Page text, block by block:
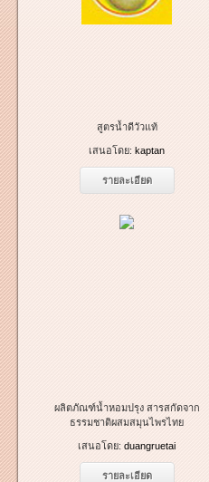
สูตรน้ำดีวัวแท้
เสนอโดย: kaptan
รายละเอียด
ผลิตภัณฑ์น้ำหอมปรุง สารสกัดจาก
ธรรมชาติผสมสมุนไพรไทย
เสนอโดย: duangruetai
รายละเอียด